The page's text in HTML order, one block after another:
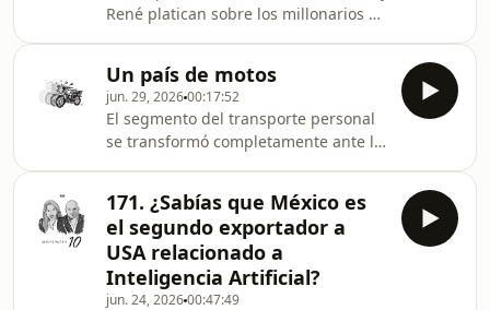
este año y, sobre todo, por qué
recomiendan ese libro y qué
consideran que vale la pena aprender
de él. Re
René platican sobre los millonarios en
por la venta de espacios publicitarios;
los CEOs mejor pagados; y la
disminución en el número de
sucursales bancarias.Aeroméxico es
la aerolínea más puntual del mundo
por segundo año consecutivo, de
acuerdo con CIRIUM. Conoce más
Recomendaciones:W
Un país de motos
jun. 29, 202600:17:52
El segmento del transporte personal
se transformó completamente ante la
llegar a ser?Aeroméxico es la
aerolínea más puntual del mundo por
segundo año consecutivo, de acuerdo
con CIRIUM. Conoce más
171. ¿Sabías que México es
el segundo exportador a
USA relacionado a
Inteligencia Artificial?
jun. 24, 202600:47:49